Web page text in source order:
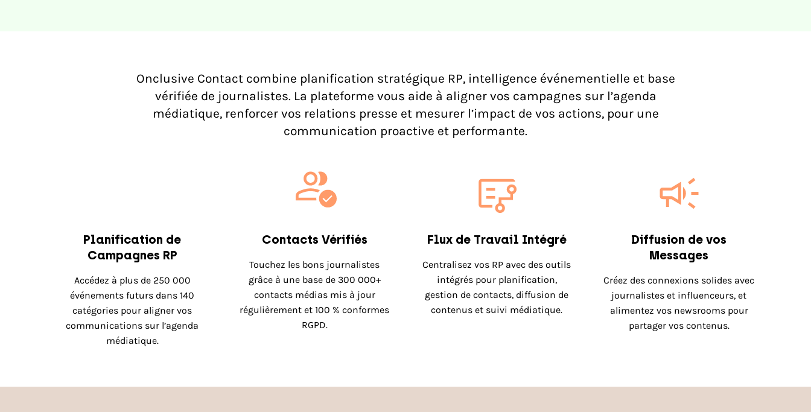
Onclusive Contact combine planification stratégique RP, intelligence événementielle et base
vérifiée de journalistes. La plateforme vous aide à aligner vos campagnes sur l’agenda
médiatique, renforcer vos relations presse et mesurer l’impact de vos actions, pour une
communication proactive et performante.
Planification de
Campagnes RP
Accédez à plus de 250 000
événements futurs dans 140
catégories pour aligner vos
communications sur l’agenda
médiatique.
Contacts Vérifiés
Touchez les bons journalistes
grâce à une base de 300 000+
contacts médias mis à jour
régulièrement et 100 % conformes
RGPD.
Flux de Travail Intégré
Centralisez vos RP avec des outils
intégrés pour planification,
gestion de contacts, diffusion de
contenus et suivi médiatique.
Diffusion de vos
Messages
Créez des connexions solides avec
journalistes et influenceurs, et
alimentez vos newsrooms pour
partager vos contenus.